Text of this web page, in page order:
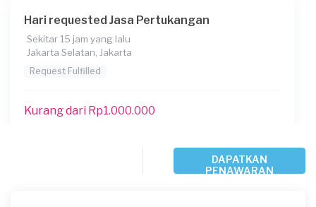
Hari requested Jasa Pertukangan
Sekitar 15 jam yang lalu
Jakarta Selatan, Jakarta
Request Fulfilled
Kurang dari Rp1.000.000
Fadhil Mardiansyah requested JasaDAPATKAN
PENAWARAN